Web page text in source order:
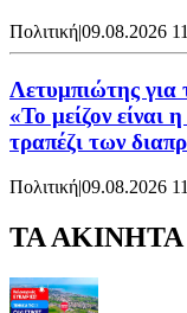
Πολιτική|09.08.2026
Λετυμπιώτης για
«Το μείζον είναι
τραπέζι των
Πολιτική|09.08.2026
ΤΑ